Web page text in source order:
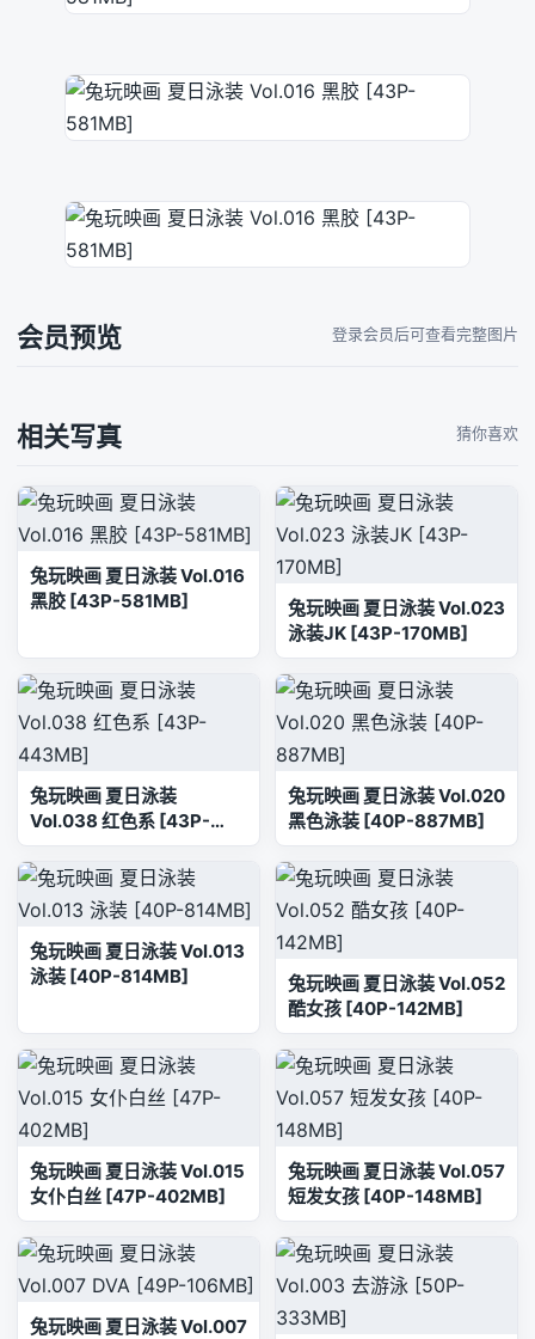
会员预览 登录会员后可查看完整图片
相关写真 猜你喜欢
兔玩映画 夏日泳装 Vol.016
黑胶 [43P-581MB]
兔玩映画 夏日泳装 Vol.023
泳装JK [43P-170MB]
兔玩映画 夏日泳装
Vol.038 红色系 [43P-
443MB]
兔玩映画 夏日泳装 Vol.020
黑色泳装 [40P-887MB]
兔玩映画 夏日泳装 Vol.013
泳装 [40P-814MB]
兔玩映画 夏日泳装 Vol.052
酷女孩 [40P-142MB]
兔玩映画 夏日泳装 Vol.015
女仆白丝 [47P-402MB]
兔玩映画 夏日泳装 Vol.057
短发女孩 [40P-148MB]
兔玩映画 夏日泳装 Vol.007